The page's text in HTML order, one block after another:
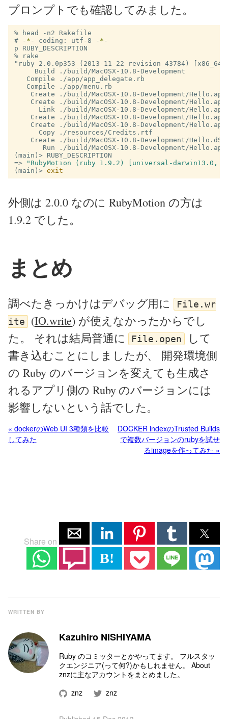
プロンプトでも確認してみました。
#
- * - coding: utf-8 - *
p RUBY_DESCRIPTION
% rake
"ruby 2.0.0p353 (2013-11-22 revision 43784)
     Build ./build/MacOSX-10.8-Development
   Compile ./app/app_delegate.rb
   Compile ./app/menu.rb
Create ./build/MacOSX-10.8-Development/
Create ./build/MacOSX-10.8-Development/
Link ./build/MacOSX-10.8-Development/
Create ./build/MacOSX-10.8-Development/
Create ./build/MacOSX-10.8-Development/
      Copy ./resources/Credits.rtf
Create ./build/MacOSX-10.8-Development/
(main)>
=>
"RubyMotion (ruby 1.9.2) [universal-darwin13.0,
(main)> exit
外側は 2.0.0 なのに RubyMotion の方は
1.9.2 でした。
まとめ
調べたきっかけはデバッグ用に File.wr
ite (IO.write) が使えなかったからでし
た。 それは結局普通に File.open
して
書き込むことにしましたが、 開発環境側
の Ruby のバージョンを変えても生成さ
れるアプリ側の Ruby のバージョンには
影響しないという話でした。
« dockerのWeb UI 3種類を比較
してみた
DOCKER indexのTrusted Builds
で複数バージョンのrubyを試せ
るimageを作ってみた »
Share on
B!
WRITTEN BY
Kazuhiro NISHIYAMA
Ruby のコミッターとかやってます。 フルスタッ
クエンジニア(って何?)かもしれません。 About
znzに主なアカウントをまとめました。
znz
znz